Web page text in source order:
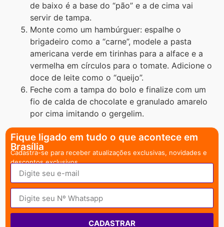
de baixo é a base do “pão” e a de cima vai
servir de tampa.
Monte como um hambúrguer: espalhe o
brigadeiro como a “carne”, modele a pasta
americana verde em tirinhas para a alface e a
vermelha em círculos para o tomate. Adicione o
doce de leite como o “queijo”.
Feche com a tampa do bolo e finalize com um
fio de calda de chocolate e granulado amarelo
por cima imitando o gergelim.
Fique ligado em tudo o que acontece em
Brasília
Cadastra-se para receber atualizações exclusivas, novidades e
descontos exclusivos.
CADASTRAR